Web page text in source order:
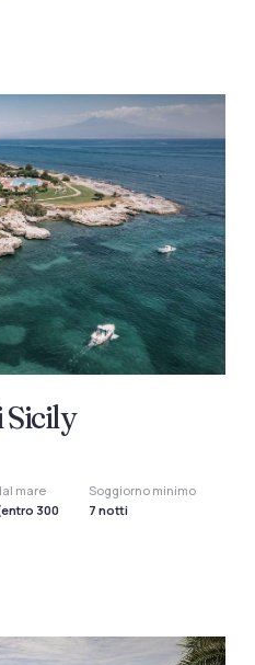
Sicily
mare
300
Soggiorno minimo
7 notti